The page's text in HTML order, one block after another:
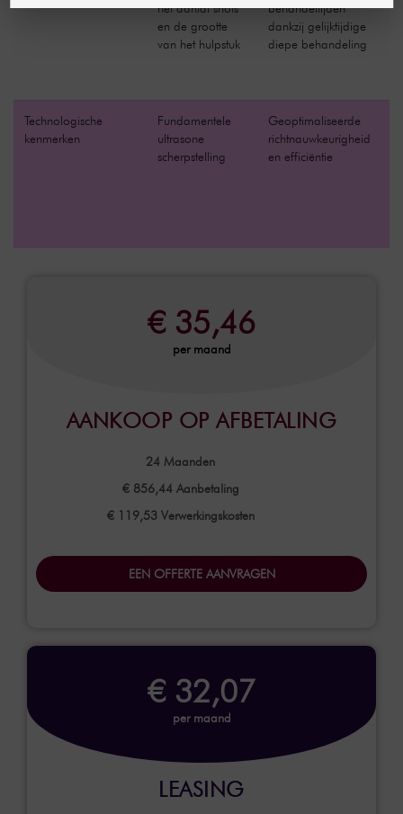
het aantal shots
en de grootte
van het hulpstuk
behandeltijden
dankzij gelijktijdige
diepe behandeling
Technologische
kenmerken
Fundamentele
ultrasone
scherpstelling
Geoptimaliseerde
richtnauwkeurigheid
en efficiëntie
€ 35,46
per maand
AANKOOP OP AFBETALING
24 Maanden
€ 856,44 Aanbetaling
€ 119,53 Verwerkingskosten
EEN OFFERTE AANVRAGEN
€ 32,07
per maand
LEASING